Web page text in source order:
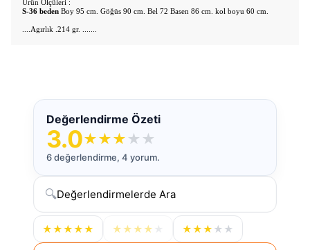
Ürün Ölçüleri :
S-36 beden Boy 95 cm. Göğüs 90 cm. Bel 72 Basen 86 cm. kol boyu 60 cm.
....Agırlık .214 gr. .......
Değerlendirme Özeti
3.0★★★ ★ ★
6 değerlendirme, 4 yorum.
🔍
★★★★★ ★ ★ ★ ★ ★★★ ★ ★